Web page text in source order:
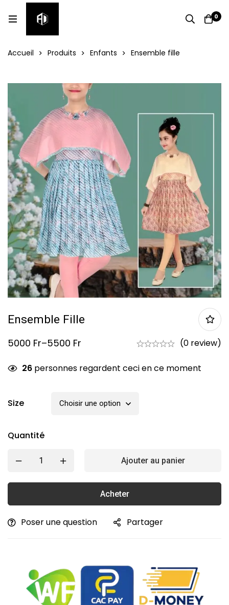
0
Accueil Produits Enfants Ensemble fille
Ensemble Fille
5000 Fr–5500 Fr (0 review)
26 personnes regardent ceci en ce moment
Size
Quantité
Ajouter au panier
Acheter
Poser une question Partager